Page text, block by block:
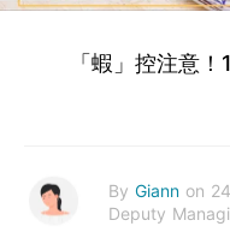
「蝦」控注意
By Giann on
Deputy